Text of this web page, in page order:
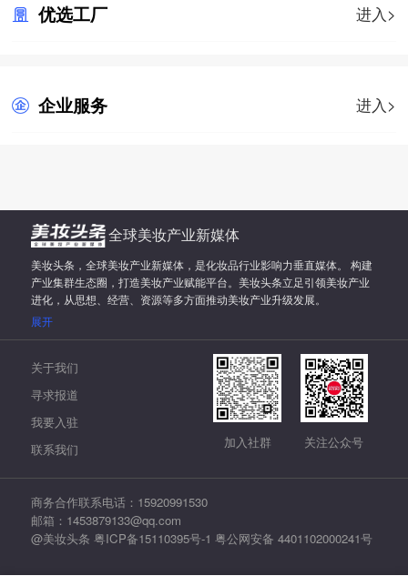
优选工厂 进入>
企业服务 进入>
全球美妆产业新媒体
美妆头条，全球美妆产业新媒体，是化妆品行业影响力垂直媒体。 构建
产业集群生态圈，打造美妆产业赋能平台。美妆头条立足引领美妆产业
进化，从思想、经营、资源等多方面推动美妆产业升级发展。
展开
关于我们
寻求报道
我要入驻
联系我们
加入社群 关注公众号
商务合作联系电话：15920991530
邮箱：1453879133@qq.com
@美妆头条 粤ICP备15110395号-1 粤公网安备 4401102000241号